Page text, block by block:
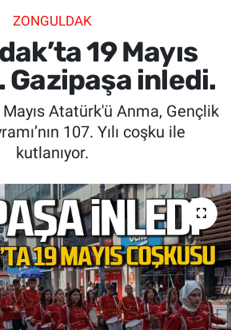
ZONGULDAK
19 Mayıs
Gazipaşa inledi.
Atatürk'ü Anma, Gençlik
107. Yılı coşku ile
kutlanıyor.